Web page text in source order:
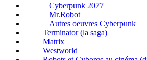
Cyberpunk 2077
Mr.Robot
Autres oeuvres Cyberpunk
Terminator (la saga)
Matrix
Westworld